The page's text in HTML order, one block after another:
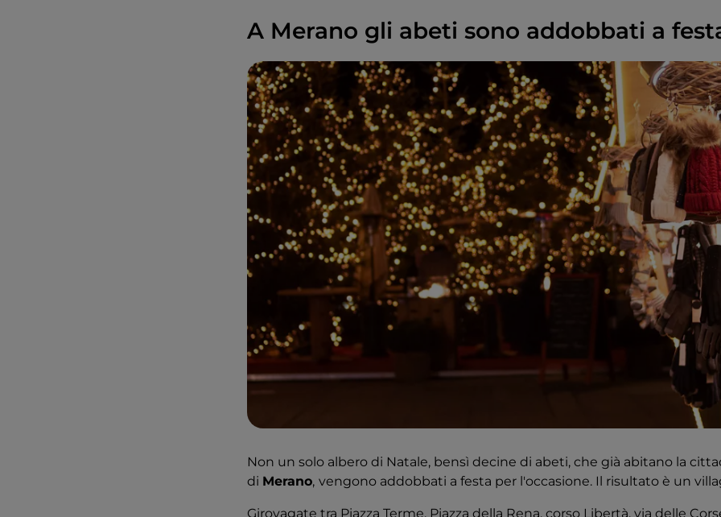
A Merano gli abeti sono addobbati a
Non un solo albero di Natale, bensì decine di abeti, che già abitano la
di Merano, vengono addobbati a festa per l'occasione. Il risultato è un
Girovagate tra Piazza Terme, Piazza della Rena, corso Libertà, via delle